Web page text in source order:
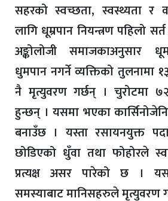
सहरको स्वच्छता, स्वस्थ्यता र
लागि धूम्रपान नियन्त्रण पहिलो
अङ्कोलोजी समाजकाअनुसार
धुमपान नगर्ने व्यक्तिको तुलनामा
नै मृत्युवरण गर्छन् । चुरोटमा
हुन्छन् । यसमा भएका
बनाउँछ । यस्ता रसायनयुक्त
छोडिएको धुँवा तथा फोहोरले
प्रत्यक्ष असर पारेको छ ।
समस्याबाट मानिसहरुले मृत्युवरण